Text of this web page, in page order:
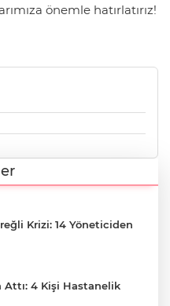
önemle hatırlatırız!
Krizi: 14 Yöneticiden
4 Kişi Hastanelik